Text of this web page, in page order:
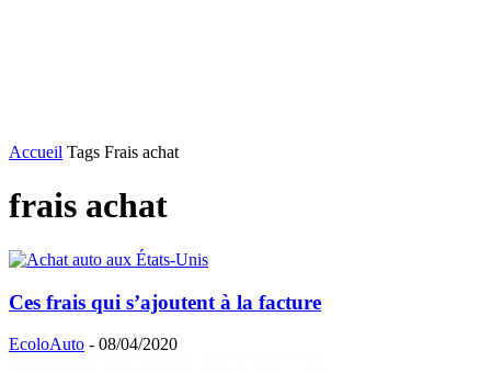
Accueil Tags Frais achat
frais achat
Ces frais qui s’ajoutent à la facture
EcoloAuto - 08/04/2020